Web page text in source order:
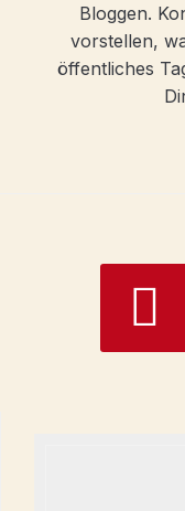
Bloggen.
vorstellen,
öffentliches